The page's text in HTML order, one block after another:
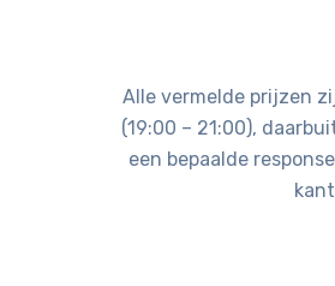
Alle vermelde prijzen
(19:00 – 21:00),
een bepaalde